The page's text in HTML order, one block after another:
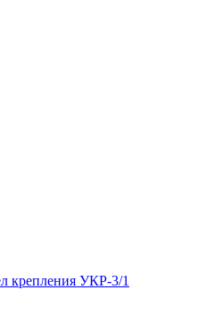
крепления УКР-3/1